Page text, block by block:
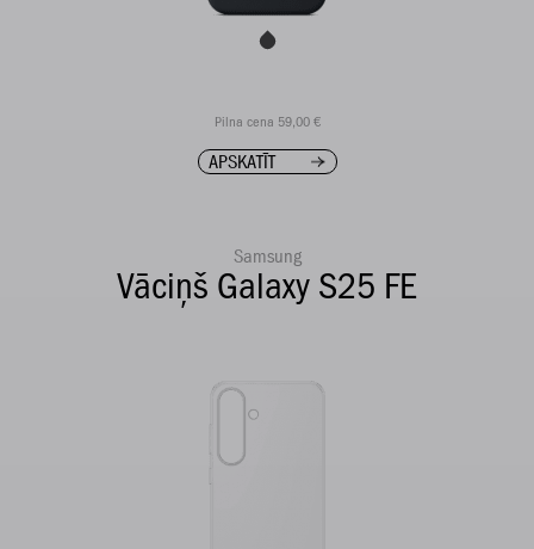
Pilna cena 59,00 €
APSKATĪT
Samsung
Vāciņš Galaxy S25 FE